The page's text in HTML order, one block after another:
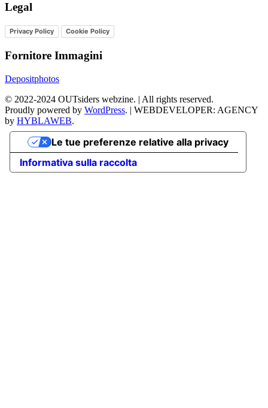
Legal
Privacy Policy Cookie Policy
Fornitore Immagini
Depositphotos
© 2022-2024 OUTsiders webzine. | All rights reserved.
Proudly powered by WordPress. | WEBDEVELOPER: AGENCY
by HYBLAWEB.
Informativa sulla raccolta
Le tue preferenze relative alla privacy